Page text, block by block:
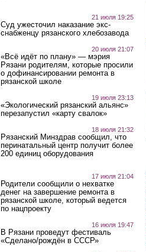
21 июля 19:25
Суд ужесточил наказание экс-
снабженцу рязанского хлебозавода
20 июля 21:07
«Всё идёт по плану» — мэрия
Рязани родителям, которые просили
о дофинансировании ремонта в
рязанской школе
19 июля 23:13
«Экологический рязанский альянс»
перезапустил «карту свалок»
18 июля 21:32
Рязанский Минздрав сообщил, что
перинатальный центр получит более
200 единиц оборудования
17 июля 21:04
Родители сообщили о нехватке
денег на завершение ремонта в
рязанской школе, который ведется
по нацпроекту
16 июля 19:47
В Рязани проведут фестиваль
«Сделано/рождён в СССР»